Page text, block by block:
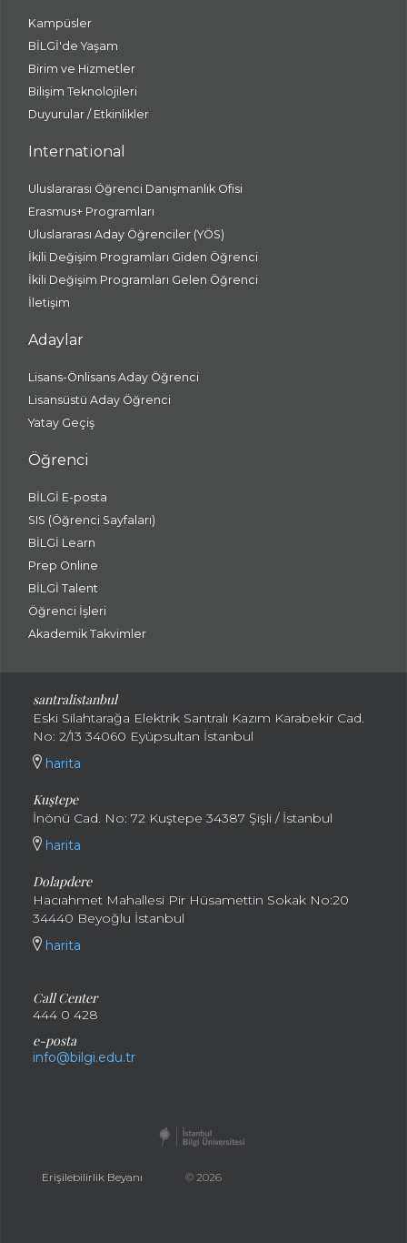
Kampüsler
BİLGİ'de Yaşam
Birim ve Hizmetler
Bilişim Teknolojileri
Duyurular / Etkinlikler
International
Uluslararası Öğrenci Danışmanlık Ofisi
Erasmus+ Programları
Uluslararası Aday Öğrenciler (YÖS)
İkili Değişim Programları Giden Öğrenci
İkili Değişim Programları Gelen Öğrenci
İletişim
Adaylar
Lisans-Önlisans Aday Öğrenci
Lisansüstü Aday Öğrenci
Yatay Geçiş
Öğrenci
BİLGİ E-posta
SIS (Öğrenci Sayfaları)
BİLGİ Learn
Prep Online
BİLGİ Talent
Öğrenci İşleri
Akademik Takvimler
santralistanbul
Eski Silahtarağa Elektrik Santralı Kazım Karabekir Cad.
No: 2/13 34060 Eyüpsultan İstanbul
harita
Kuştepe
İnönü Cad. No: 72 Kuştepe 34387 Şişli / İstanbul
harita
Dolapdere
Hacıahmet Mahallesi Pir Hüsamettin Sokak No:20
34440 Beyoğlu İstanbul
harita
Call Center
444 0 428
e-posta
info@bilgi.edu.tr
Erişilebilirlik Beyanı © 2026